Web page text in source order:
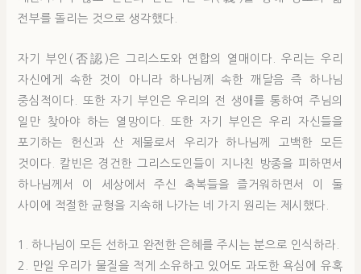
전부를 돌리는 것으로 생각했다.
자기 부인(否認)은 그리스도와 연합의 열매이다. 우리는 우리
자신에게 속한 것이 아니라 하나님께 속한 깨달음 즉 하나님
중심적이다. 또한 자기 부인은 우리의 전 생애를 통하여 주님의
일만 찾아야 하는 열망이다. 또한 자기 부인은 우리 자신들을
포기하는 헌신과 산 제물로서 우리가 하나님께 고백한 모든
것이다. 칼빈은 경건한 그리스도인들이 지나친 방종을 피하면서
하나님께서 이 세상에서 주신 축복들을 즐거워하면서 이 둘
사이에 적절한 균형을 지속해 나가는 네 가지 원리는 제시했다.
1. 하나님이 모든 선하고 완전한 은혜를 주시는 분으로 인식하라.
2. 만일 우리가 물질을 적게 소유하고 있어도 과도한 욕심에 유혹